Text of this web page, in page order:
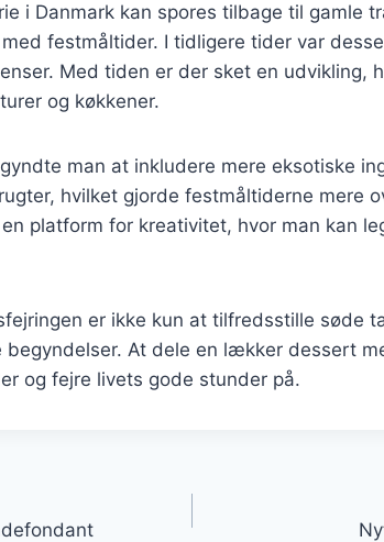
i Danmark kan spores tilbage til gamle
festmåltider. I tidligere tider var
Med tiden er der sket en udvikling,
og køkkener.
man at inkludere mere eksotiske
hvilket gjorde festmåltiderne mere
platform for kreativitet, hvor man kan
er ikke kun at tilfredsstille søde
begyndelser. At dele en lækker dessert
og fejre livets gode stunder på.